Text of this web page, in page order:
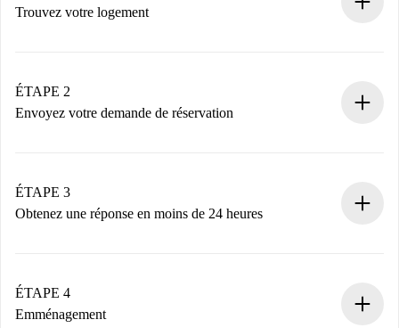
Trouvez votre logement
Vous disposez à l’avance de toutes les informations
nécessaires.
ÉTAPE 2
Envoyez votre demande de réservation
Nous ne vous facturerons rien tant que le propriétaire
n’aura pas accepté.
ÉTAPE 3
Obtenez une réponse en moins de 24 heures
contact avec le propriétaire.
Si refusé : aucun prélèvement et nous vous proposerons
ÉTAPE 4
Emménagement